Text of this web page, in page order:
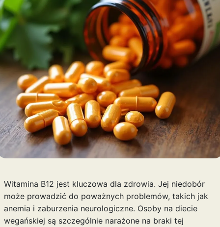
Witamina B12 jest kluczowa dla zdrowia. Jej niedobór
może prowadzić do poważnych problemów, takich jak
anemia i zaburzenia neurologiczne. Osoby na diecie
wegańskiej są szczególnie narażone na braki tej